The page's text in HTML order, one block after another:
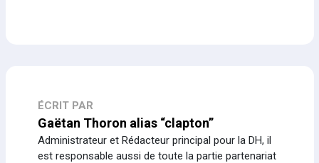
ÉCRIT PAR
Gaëtan Thoron alias “clapton”
Administrateur et Rédacteur principal pour la DH, il
est responsable aussi de toute la partie partenariat